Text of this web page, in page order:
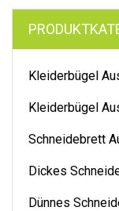
Kleiderbügel
Kleiderbügel
Schneidebrett
Dickes
Dünnes